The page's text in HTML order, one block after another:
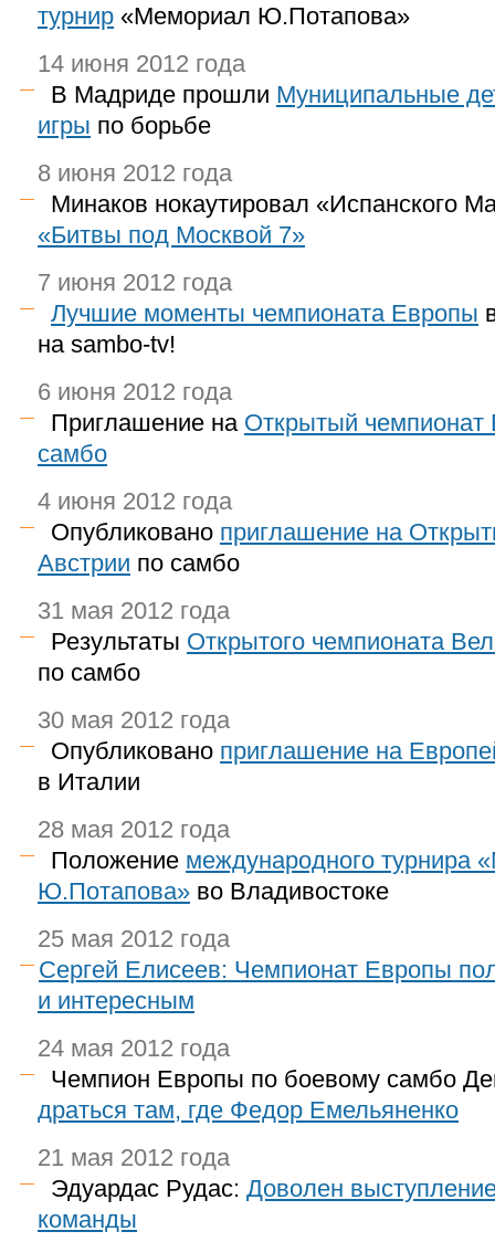
турнир «Мемориал Ю.Потапова»
14 июня 2012 года
В Мадриде прошли Муниципальные
игры по борьбе
8 июня 2012 года
Минаков нокаутировал «Испанского
«Битвы под Москвой 7»
7 июня 2012 года
Лучшие моменты чемпионата Европы
на sambo-tv!
6 июня 2012 года
Приглашение на Открытый чемпионат
самбо
4 июня 2012 года
Опубликовано приглашение на
Австрии по самбо
31 мая 2012 года
Результаты Открытого чемпионата
по самбо
30 мая 2012 года
Опубликовано приглашение на
в Италии
28 мая 2012 года
Положение международного турнира
Ю.Потапова» во Владивостоке
25 мая 2012 года
Сергей Елисеев: Чемпионат Европы
и интересным
24 мая 2012 года
Чемпион Европы по боевому самбо
драться там, где Федор Емельяненко
21 мая 2012 года
Эдуардас Рудас: Доволен
команды